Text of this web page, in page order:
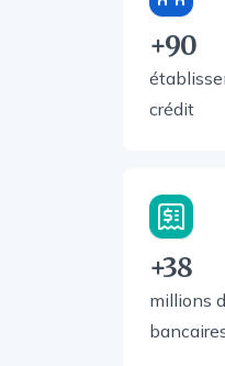
+90
crédit
+38
millions